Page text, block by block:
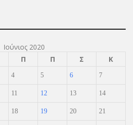
Ιούνιος 2020
Π Π Σ Κ
4 5 6 7
11 12 13 14
18 19 20 21